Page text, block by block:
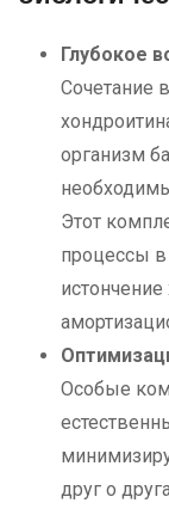
Глубокое
Сочетание
организм
Этот
процессы в
Особые
друг о